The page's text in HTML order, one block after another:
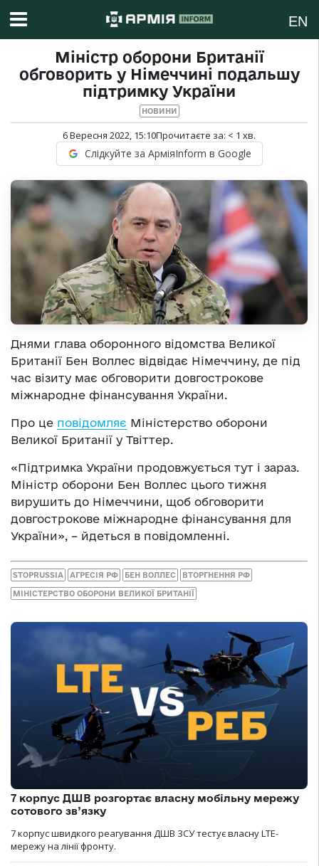
EN
Міністр оборони Британії
обговорить у Німеччині подальшу
підтримку України
НОВИНИ
6 Вересня 2022, 15:10Прочитаєте за: < 1 хв.
Слідкуйте за АрміяInform в Google
Днями глава оборонного відомства Великої
Британії Бен Воллес відвідає Німеччину, де під
час візиту має обговорити довгострокове
міжнародне фінансування України.
Про це повідомляє Міністерство оборони
Великої Британії у Твіттер.
«Підтримка України продовжується тут і зараз.
Міністр оборони Бен Воллес цього тижня
вирушить до Німеччини, щоб обговорити
довгострокове міжнародне фінансування для
України», – йдеться в повідомленні.
STOPRUSSIA АГРЕСІЯ РФ БЕН ВОЛЛЕС ВТОРГНЕННЯ РФ
МІНІСТЕРСТВО ОБОРОНИ ВЕЛИКОЇ БРИТАНІЇ
7 корпус ДШВ розгортає власну мобільну мережу
сотового зв’язку
7 корпус швидкого реагування ДШВ ЗСУ тестує власну LTE-
мережу на лінії фронту.